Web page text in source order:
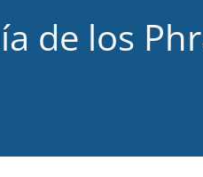
de los